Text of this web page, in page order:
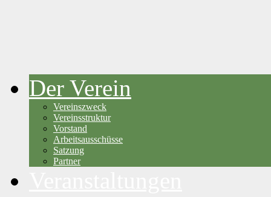
Der Verein
Vereinszweck
Vereinsstruktur
Vorstand
Arbeitsausschüsse
Satzung
Partner